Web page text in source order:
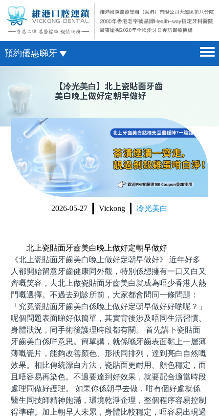
預約優惠睇牙
醫院簡介 hospital introduction
醫生介紹 doctor introduction
醫療新聞 medical news
種植牙 dental implant
箍牙 orthodontics
收費標準 change standard
微信預約
WhatsApp預約
【冷光美白】北上瓷貼面牙齒
美白晚上做好定朝早做好
2026-05-27 Vickong 冷光美白
北上瓷貼面牙齒美白晚上做好定朝早做好
《北上瓷貼面牙齒美白晚上做好定朝早做好》 近年好多
人都開始留意牙齒健康同外觀，特別係想擁有一口又白又
齊嘅笑容，去北上做瓷貼面牙齒美白就成為唔少香港人熱
門嘅選擇。不過去到診所前，大家都會問同一條問題：
「究竟瓷貼面牙齒美白係晚上做好定朝早做好好啲呢？」
呢個問題表面睇好似簡單，其實背後涉及唔同生活習慣、
身體狀況，同手術後護理時段都有關。 首先講下瓷貼面
牙齒美白係咩意思。簡單講，就係喺牙齒表面黏上一層薄
薄嘅瓷片，能夠改善顏色、形狀同排列，達到亮白自然嘅
效果。相比傳統漂白方法，瓷貼面更耐用、顏色穩定，而
且唔容易再染色。不過要達到好效果，就要配合適當時段
處理同做好護理。 如果你係朝早去做，咁有個好處就係
醫生同技師精神飽滿，環境乾淨企理，整個程序容易控制
得準確。加上朝早人未累，身體比較穩定，唔容易出現過